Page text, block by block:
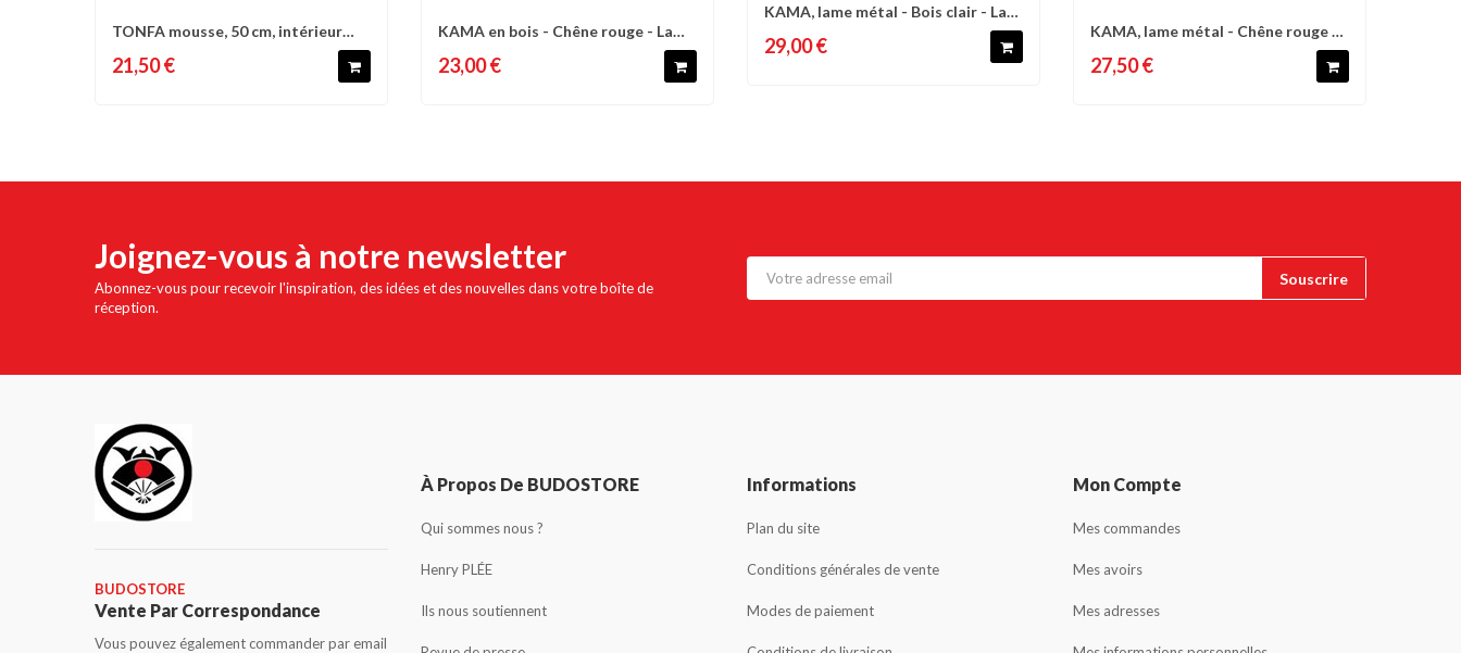
Comparer Liste d'envies
TONFA mousse, 50 cm, intérieur
21,50 €
Comparer Liste d'envies
KAMA en bois - Chêne rouge - La
23,00 €
Comparer Liste d'envies
KAMA, lame métal - Bois clair - La
29,00 €
Comparer Liste d'envies
KAMA, lame métal - Chêne rouge -
27,50 €
Joignez-vous à notre newsletter
Abonnez-vous pour recevoir l'inspiration, des idées et des nouvelles dans votre boîte de
réception.
BUDOSTORE
Vente Par Correspondance
Vous pouvez également commander par email
À Propos De BUDOSTORE
Qui sommes nous ?
Henry PLÉE
Ils nous soutiennent
Informations
Plan du site
Conditions générales de vente
Modes de paiement
Mon Compte
Mes commandes
Mes avoirs
Mes adresses